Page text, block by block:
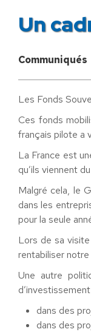
Un
Communiqués
Les Fonds
Ces fonds
français pilote a
La France est
qu’ils viennent
Malgré cela, le
dans les
pour la seule
Lors de sa
rentabiliser
Une autre
dans des
dans des